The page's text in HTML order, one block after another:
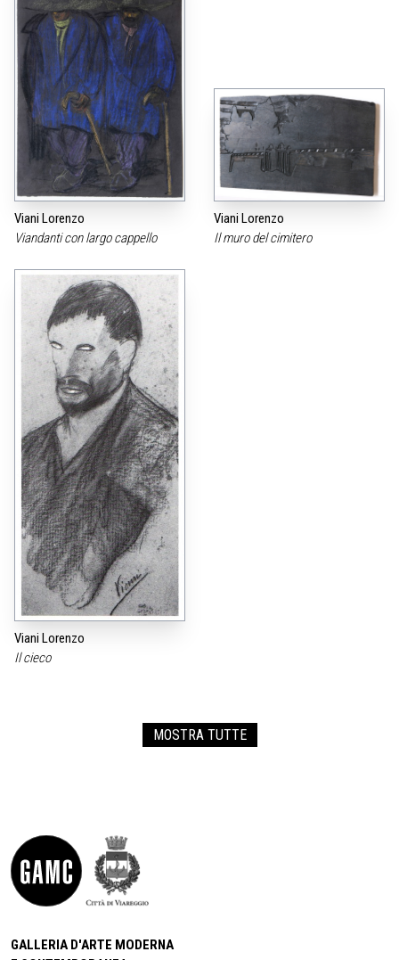
Viani Lorenzo
Viandanti con largo cappello
Viani Lorenzo
Il muro del cimitero
Viani Lorenzo
Il cieco
MOSTRA TUTTE
GALLERIA D'ARTE MODERNA